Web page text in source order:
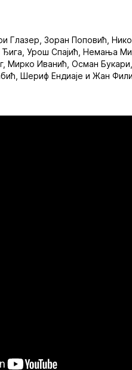
Глазер, Зоран Поповић,
Урош Спајић, Немања
Мирко Иванић, Осман
Шериф Ендиаје и Жан